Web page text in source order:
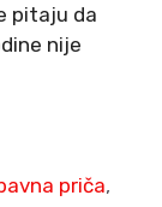
pitaju da
nije
priča,